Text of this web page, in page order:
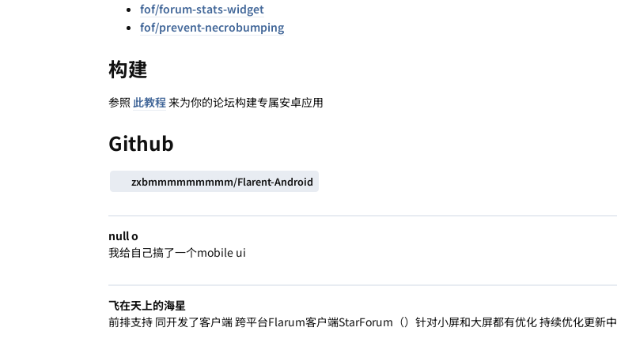
fof/forum-stats-widget
fof/prevent-necrobumping
构建
参照 此教程来为你的论坛构建专属安卓应用
Github
zxbmmmmmmmmm/Flarent-Android
null o
我给自己搞了一个mobile ui
飞在天上的海星
前排支持 同开发了客户端 跨平台Flarum客户端StarForum（）针对小屏和大屏都有优化 持续优化更新中